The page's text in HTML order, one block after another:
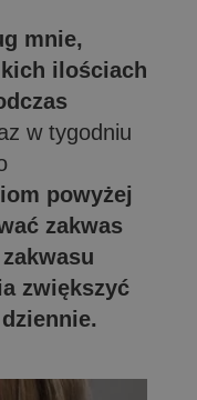
mnie,
ilościach
w tygodniu
powyżej
zakwas
zwiększyć